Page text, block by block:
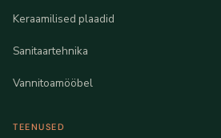
Keraamilised plaadid
Sanitaartehnika
Vannitoamööbel
TEENUSED